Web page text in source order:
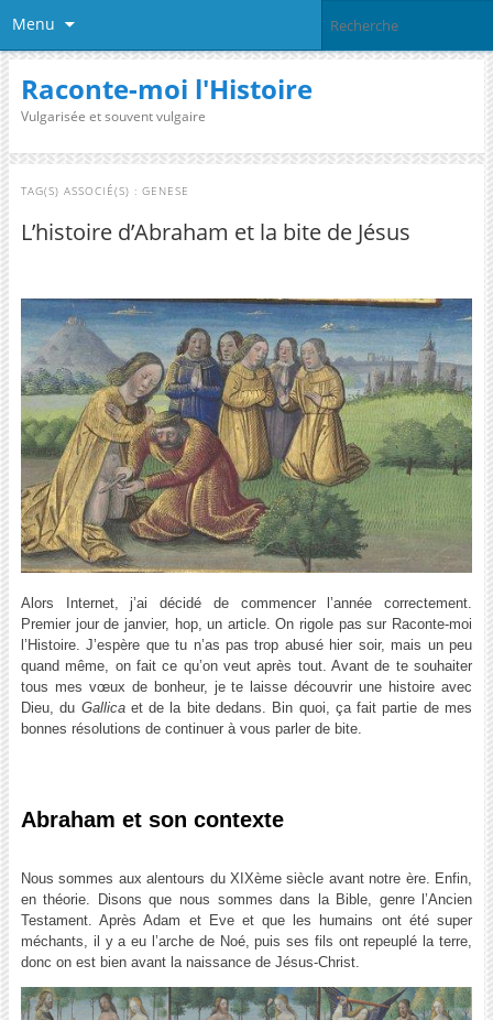
Menu
Raconte-moi l'Histoire
Vulgarisée et souvent vulgaire
TAG(S) ASSOCIÉ(S) : GENESE
L’histoire d’Abraham et la bite de Jésus
Alors Internet, j’ai décidé de commencer l’année correctement.
Premier jour de janvier, hop, un article. On rigole pas sur Raconte-moi
l’Histoire. J’espère que tu n’as pas trop abusé hier soir, mais un peu
quand même, on fait ce qu’on veut après tout. Avant de te souhaiter
tous mes vœux de bonheur, je te laisse découvrir une histoire avec
Dieu, du Gallicaet de la bite dedans. Bin quoi, ça fait partie de mes
bonnes résolutions de continuer à vous parler de bite.
Abraham et son contexte
Nous sommes aux alentours du XIXème siècle avant notre ère. Enfin,
en théorie. Disons que nous sommes dans la Bible, genre l’Ancien
Testament. Après Adam et Eve et que les humains ont été super
méchants, il y a eu l’arche de Noé, puis ses fils ont repeuplé la terre,
donc on est bien avant la naissance de Jésus-Christ.